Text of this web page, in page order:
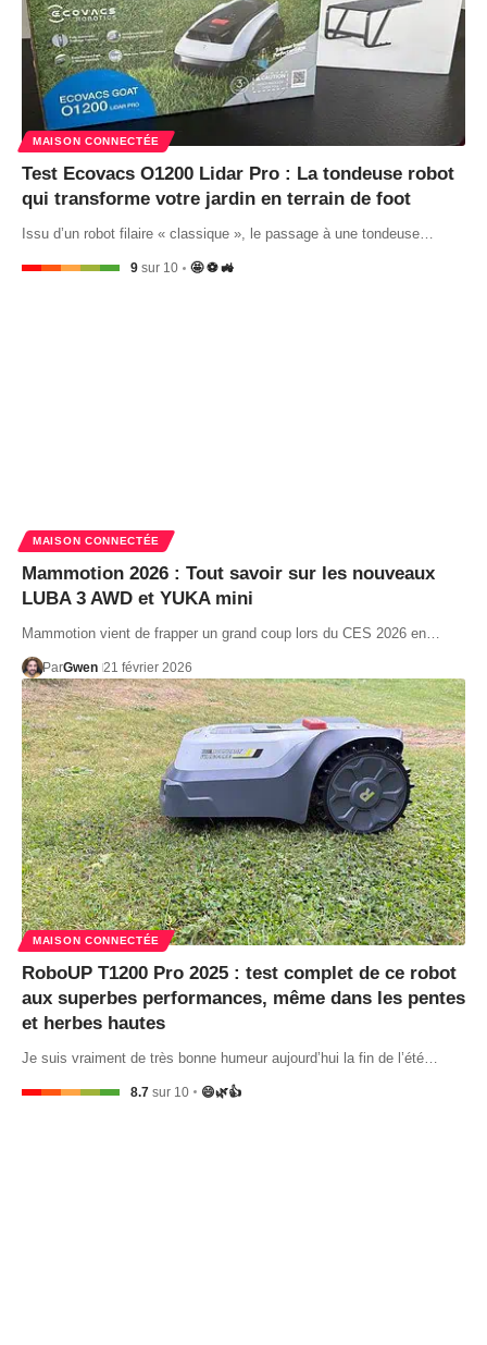
MAISON CONNECTÉE
Test Ecovacs O1200 Lidar Pro : La tondeuse robot
qui transforme votre jardin en terrain de foot
Issu d’un robot filaire « classique », le passage à une tondeuse…
9 sur 10 🤩 ⚽ 🚜
MAISON CONNECTÉE
Mammotion 2026 : Tout savoir sur les nouveaux
LUBA 3 AWD et YUKA mini
Mammotion vient de frapper un grand coup lors du CES 2026 en…
ParGwen 21 février 2026
MAISON CONNECTÉE
RoboUP T1200 Pro 2025 : test complet de ce robot
aux superbes performances, même dans les pentes
et herbes hautes
Je suis vraiment de très bonne humeur aujourd’hui la fin de l’été…
8.7 sur 10 😄🌿👍